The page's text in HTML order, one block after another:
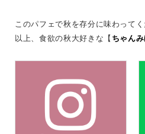
このパフェで秋を存分に味わって
以上、食欲の秋大好きな【ちゃん